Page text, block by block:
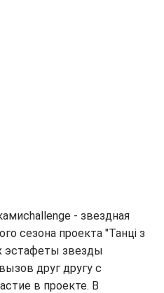
- звездная
сезона проекта "Танці з
эстафеты звезды
друг другу с
в проекте. В